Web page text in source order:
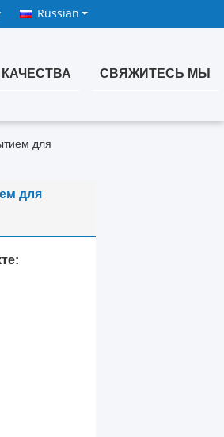
Russian
СВЯЖИТЕСЬ МЫ
для
для